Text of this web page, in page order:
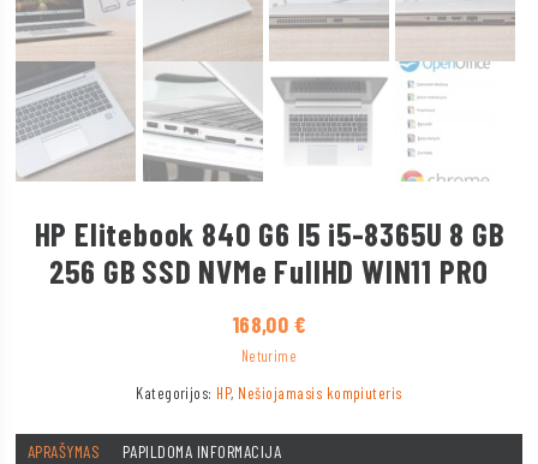
HP Elitebook 840 G6 I5 i5-8365U 8 GB
256 GB SSD NVMe FullHD WIN11 PRO
168,00 €
Neturime
Kategorijos: HP, Nešiojamasis kompiuteris
APRAŠYMAS PAPILDOMA INFORMACIJA